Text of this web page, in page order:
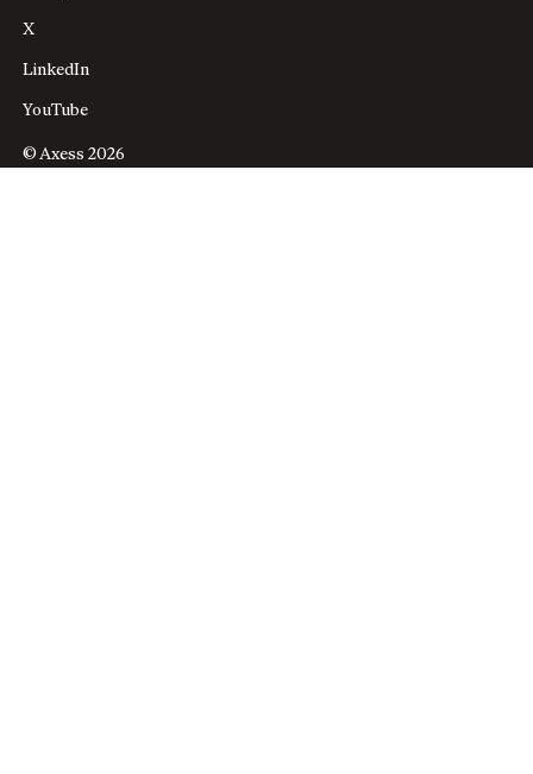
X
LinkedIn
YouTube
© Axess 2026